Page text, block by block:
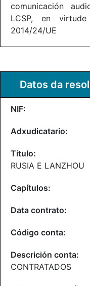
comunicación
LCSP, en
2014/24/UE
Datos da
RUSIA E LANZHOU
CONTRATADOS